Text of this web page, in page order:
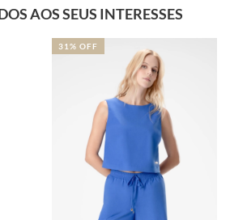
AOS SEUS INTERESSES